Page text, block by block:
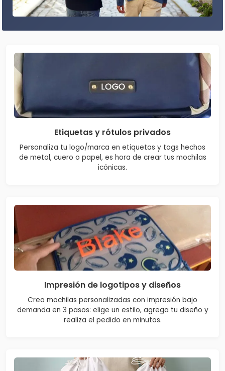
Etiquetas y rótulos privados
Personaliza tu logo/marca en etiquetas y tags hechos
de metal, cuero o papel, es hora de crear tus mochilas
icónicas.
Impresión de logotipos y diseños
Crea mochilas personalizadas con impresión bajo
demanda en 3 pasos: elige un estilo, agrega tu diseño y
realiza el pedido en minutos.